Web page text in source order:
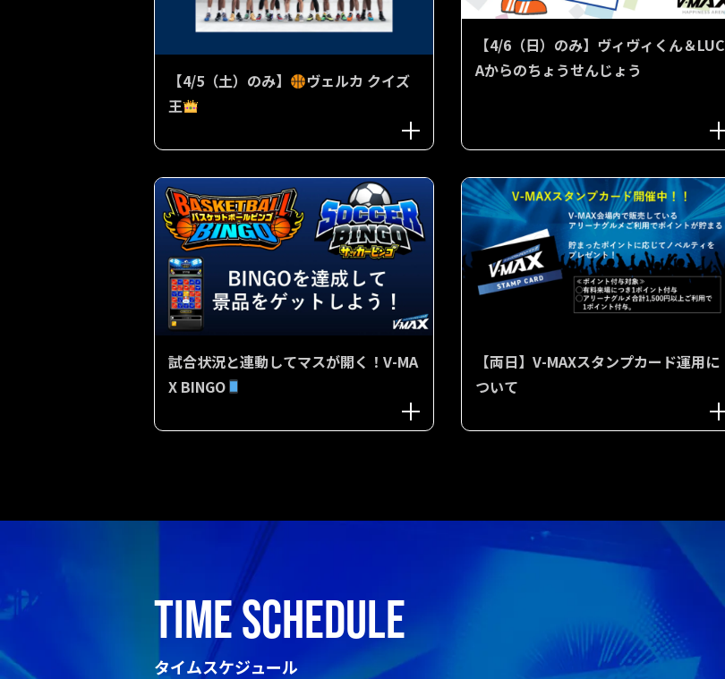
【4/5（土）のみ】
ヴェルカ クイズ
王
【4/6（日）のみ】ヴィヴィくん＆LUC
Aからのちょうせんじょう
試合状況と連動してマスが開く！V-MA
X BINGO
【両日】V-MAXスタンプカード運用に
ついて
TIME SCHEDULE
タイムスケジュール